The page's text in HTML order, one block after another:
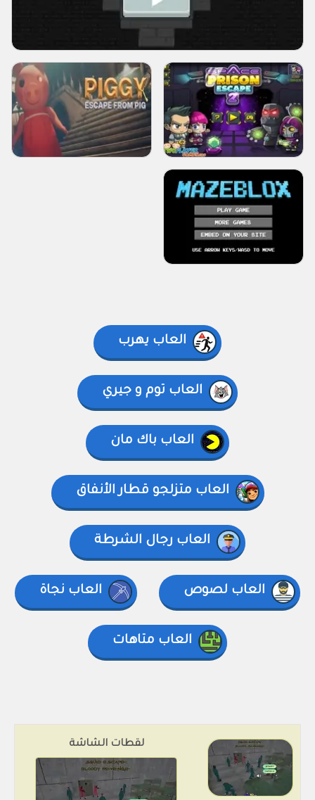
العاب يهرب
العاب توم و جيري
العاب باك مان
العاب متزلجو قطار الأنفاق
العاب رجال الشرطة
العاب لصوص العاب نجاة
العاب متاهات
لقطات الشاشة